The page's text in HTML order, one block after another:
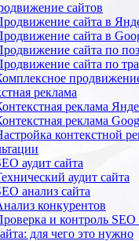
сайтов
сайта в
сайта в
сайта по
сайта по
реклама
реклама
реклама
контекстной
аудит сайта
аудит сайта
анализ сайта
конкурентов
и контроль
для чего это нужно